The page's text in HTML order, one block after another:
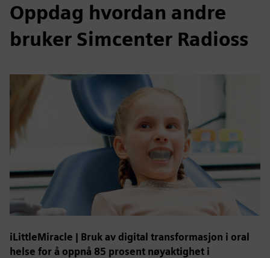
Oppdag hvordan andre
bruker Simcenter Radioss
iLittleMiracle | Bruk av digital transformasjon i oral
helse for å oppnå 85 prosent nøyaktighet i